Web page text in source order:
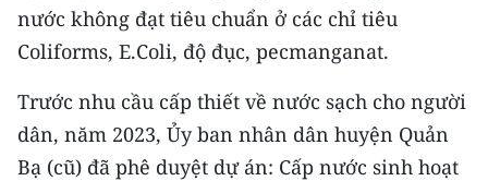
中文
FRANÇAIS
nước không đạt tiêu chuẩn ở các chỉ tiêu
Coliforms, E.Coli, độ đục, pecmanganat.
Trước nhu cầu cấp thiết về nước sạch cho người
dân, năm 2023, Ủy ban nhân dân huyện Quản
Bạ (cũ) đã phê duyệt dự án: Cấp nước sinh hoạt